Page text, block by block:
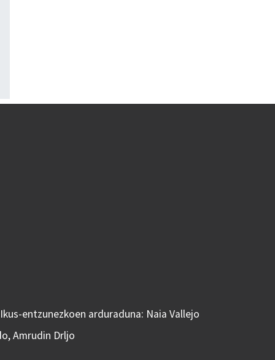
entzunezkoen arduraduna: Naia Vallejo
Amrudin Drljo